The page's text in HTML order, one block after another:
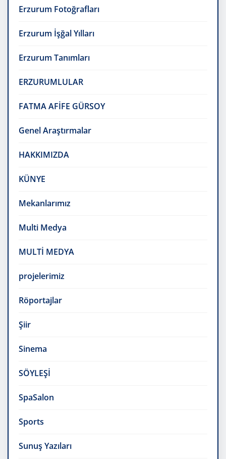
Erzurum Fotoğrafları
Erzurum İşğal Yılları
Erzurum Tanımları
ERZURUMLULAR
FATMA AFİFE GÜRSOY
Genel Araştırmalar
HAKKIMIZDA
KÜNYE
Mekanlarımız
Multi Medya
MULTİ MEDYA
projelerimiz
Röportajlar
Şiir
Sinema
SÖYLEŞİ
SpaSalon
Sports
Sunuş Yazıları